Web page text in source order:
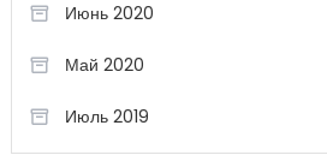
Июнь 2020
Май 2020
Июль 2019